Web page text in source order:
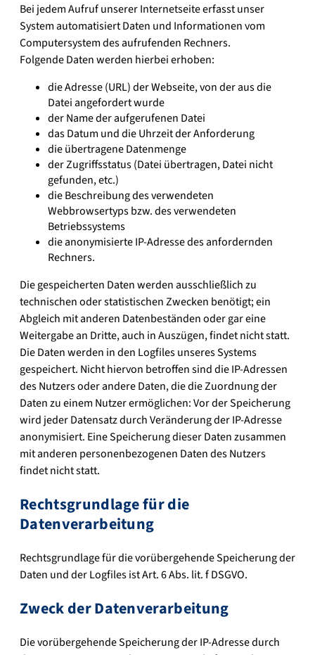
Bei jedem Aufruf unserer Internetseite erfasst unser
System automatisiert Daten und Informationen vom
Computersystem des aufrufenden Rechners.
Folgende Daten werden hierbei erhoben:
die Adresse (URL) der Webseite, von der aus die
Datei angefordert wurde
der Name der aufgerufenen Datei
das Datum und die Uhrzeit der Anforderung
die übertragene Datenmenge
der Zugriffsstatus (Datei übertragen, Datei nicht
gefunden, etc.)
die Beschreibung des verwendeten
Webbrowsertyps bzw. des verwendeten
Betriebssystems
die anonymisierte IP-Adresse des anfordernden
Rechners.
Die gespeicherten Daten werden ausschließlich zu
technischen oder statistischen Zwecken benötigt; ein
Abgleich mit anderen Datenbeständen oder gar eine
Weitergabe an Dritte, auch in Auszügen, findet nicht statt.
Die Daten werden in den Logfiles unseres Systems
gespeichert. Nicht hiervon betroffen sind die IP-Adressen
des Nutzers oder andere Daten, die die Zuordnung der
Daten zu einem Nutzer ermöglichen: Vor der Speicherung
wird jeder Datensatz durch Veränderung der IP-Adresse
anonymisiert. Eine Speicherung dieser Daten zusammen
mit anderen personenbezogenen Daten des Nutzers
findet nicht statt.
Rechtsgrundlage für die
Datenverarbeitung
Rechtsgrundlage für die vorübergehende Speicherung der
Daten und der Logfiles ist Art. 6 Abs. lit. f DSGVO.
Zweck der Datenverarbeitung
Die vorübergehende Speicherung der IP-Adresse durch